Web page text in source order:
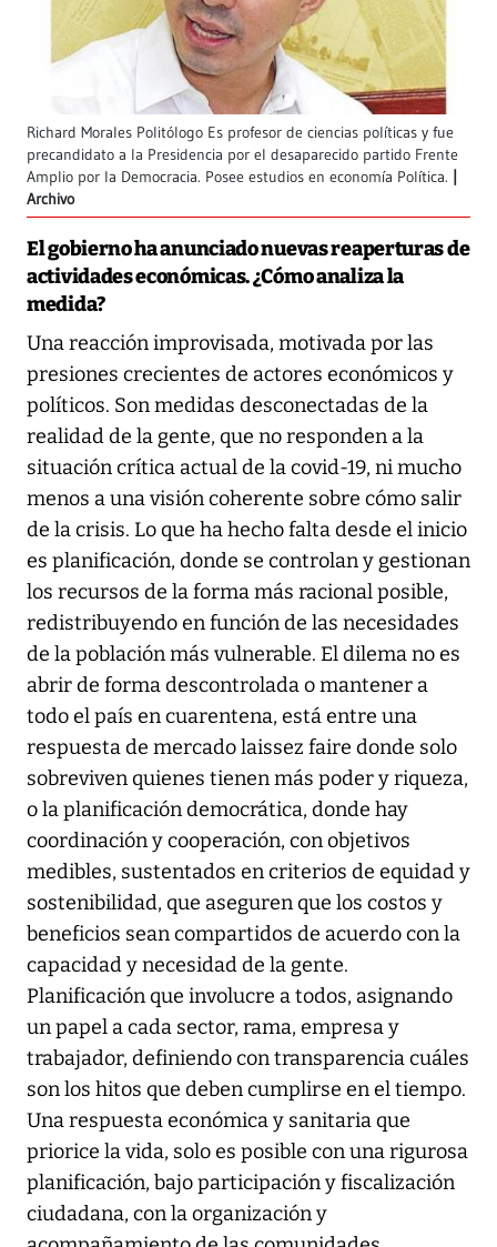
Richard Morales Politólogo Es profesor de ciencias políticas y fue
precandidato a la Presidencia por el desaparecido partido Frente
Amplio por la Democracia. Posee estudios en economía Política.
Archivo
El gobierno ha anunciado nuevas reaperturas de
actividades económicas. ¿Cómo analiza la
medida?
Una reacción improvisada, motivada por las
presiones crecientes de actores económicos y
políticos. Son medidas desconectadas de la
realidad de la gente, que no responden a la
situación crítica actual de la covid-19, ni mucho
menos a una visión coherente sobre cómo salir
de la crisis. Lo que ha hecho falta desde el inicio
es planificación, donde se controlan y gestionan
los recursos de la forma más racional posible,
redistribuyendo en función de las necesidades
de la población más vulnerable. El dilema no es
abrir de forma descontrolada o mantener a
todo el país en cuarentena, está entre una
respuesta de mercado laissez faire donde solo
sobreviven quienes tienen más poder y riqueza,
o la planificación democrática, donde hay
coordinación y cooperación, con objetivos
medibles, sustentados en criterios de equidad y
sostenibilidad, que aseguren que los costos y
beneficios sean compartidos de acuerdo con la
capacidad y necesidad de la gente.
Planificación que involucre a todos, asignando
un papel a cada sector, rama, empresa y
trabajador, definiendo con transparencia cuáles
son los hitos que deben cumplirse en el tiempo.
Una respuesta económica y sanitaria que
priorice la vida, solo es posible con una rigurosa
planificación, bajo participación y fiscalización
ciudadana, con la organización y